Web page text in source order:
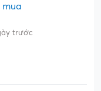
mua
trước